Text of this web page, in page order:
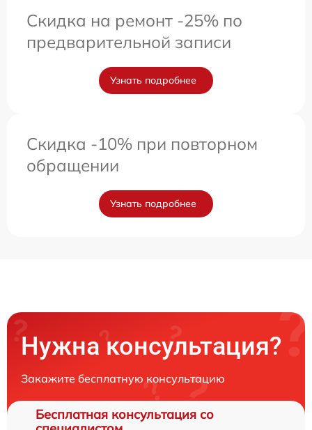
Скидка на ремонт -25% по
предварительной записи
Узнать подробнее
Скидка -10% при повторном
обращении
Узнать подробнее
Нужна консультация?
Закажите бесплатную консультацию
Бесплатная консультация со